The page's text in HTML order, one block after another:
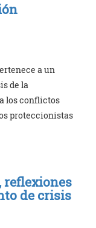
a un
de la
los conflictos
proteccionistas
reflexiones
de crisis